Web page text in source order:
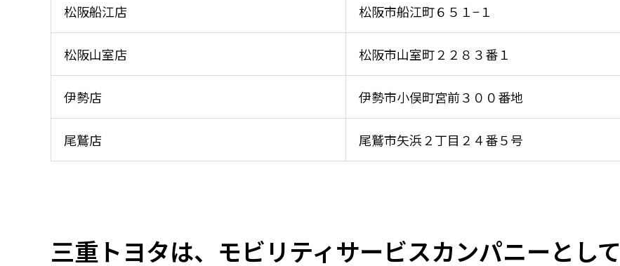
松阪船江店 松阪市船江町６５１−１
松阪⼭室店 松阪市⼭室町２２８３番１
伊勢店 伊勢市⼩俣町宮前３００番地
尾鷲店 尾鷲市⽮浜２丁⽬２４番５号
三重トヨタは、モビリティサービスカンパニーとして